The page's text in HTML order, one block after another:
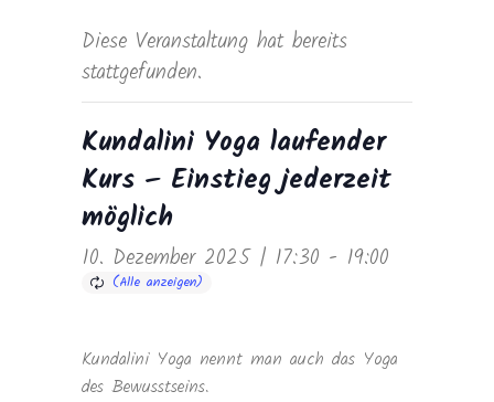
Diese Veranstaltung hat bereits
stattgefunden.
Kundalini Yoga laufender
Kurs – Einstieg jederzeit
möglich
10. Dezember 2025 | 17:30 - 19:00
Kundalini Yoga nennt man auch das Yoga
des Bewusstseins.